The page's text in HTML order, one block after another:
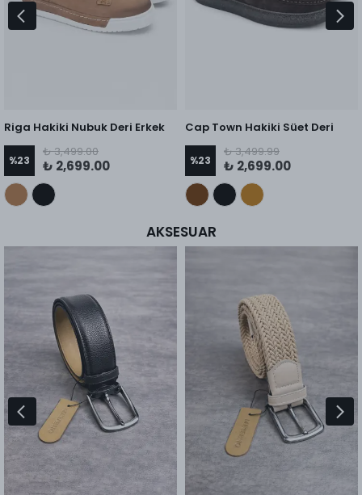
Riga Hakiki Nubuk Deri Erkek
Sneaker
%23
₺ 3,499.00
₺ 2,699.00
Cap Town Hakiki Süet Deri
Casual Ayakkabı
%23
₺ 3,499.99
₺ 2,699.00
AKSESUAR